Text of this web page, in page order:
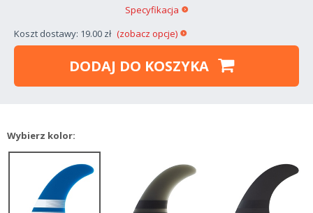
Koszt dostawy: 19.00 zł (zobacz opcje)
Specyfikacja
DODAJ DO KOSZYKA
Wybierz kolor: